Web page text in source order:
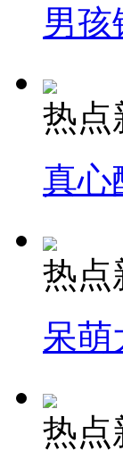
男孩
热点
真心
热点
呆萌
热点